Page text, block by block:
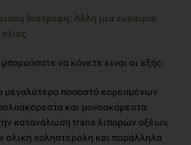
διατροφή: Άλλη μια ευκαιρία
να κάνετε είναι οι εξής:
μεγαλύτερο ποσοστό κορεσμένων
και μονοακόρεστα.
κατανάλωση trans λιπαρών οξέων,
ολική χοληστερόλη και παράλληλα